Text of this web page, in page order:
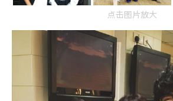
点击图片放大